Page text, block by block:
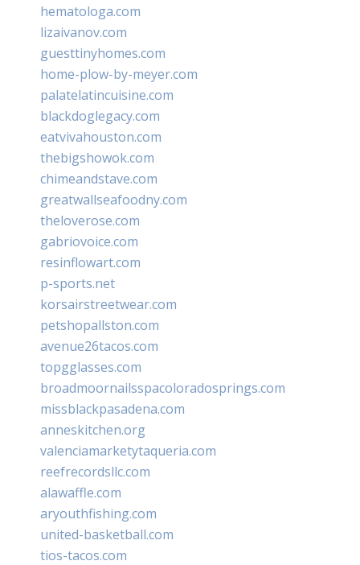
hematologa.com
lizaivanov.com
guesttinyhomes.com
home-plow-by-meyer.com
palatelatincuisine.com
blackdoglegacy.com
eatvivahouston.com
thebigshowok.com
chimeandstave.com
greatwallseafoodny.com
theloverose.com
gabriovoice.com
resinflowart.com
p-sports.net
korsairstreetwear.com
petshopallston.com
avenue26tacos.com
topgglasses.com
broadmoornailsspacoloradosprings.com
missblackpasadena.com
anneskitchen.org
valenciamarketytaqueria.com
reefrecordsllc.com
alawaffle.com
aryouthfishing.com
united-basketball.com
tios-tacos.com